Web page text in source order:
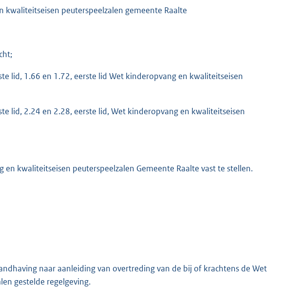
peuterspeelzalen gemeente Raalte
lid, 1.66 en 1.72, eerste lid Wet kinderopvang en kwaliteitseisen
lid, 2.24 en 2.28, eerste lid, Wet kinderopvang en kwaliteitseisen
kwaliteitseisen peuterspeelzalen Gemeente Raalte vast te stellen.
naar aanleiding van overtreding van de bij of krachtens de Wet
gestelde regelgeving.